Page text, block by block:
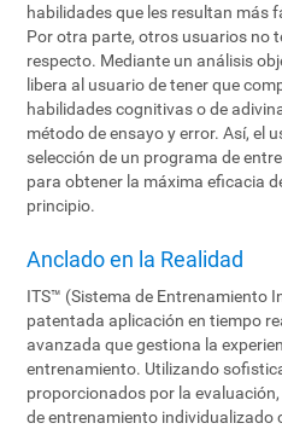
habilidades que les resultan más
Por otra parte, otros usuarios no
respecto. Mediante un análisis
libera al usuario de tener que
habilidades cognitivas o de
método de ensayo y error. Así, el
selección de un programa de
para obtener la máxima eficacia
principio.
Anclado en la Realidad
ITS™ (Sistema de Entrenamiento
patentada aplicación en tiempo
avanzada que gestiona la
entrenamiento. Utilizando
proporcionados por la
de entrenamiento individualizado